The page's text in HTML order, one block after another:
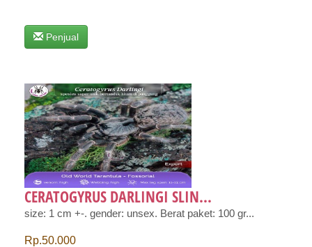
Penjual
CERATOGYRUS DARLINGI SLIN...
size: 1 cm +-. gender: unsex. Berat paket: 100 gr...
Rp.50.000